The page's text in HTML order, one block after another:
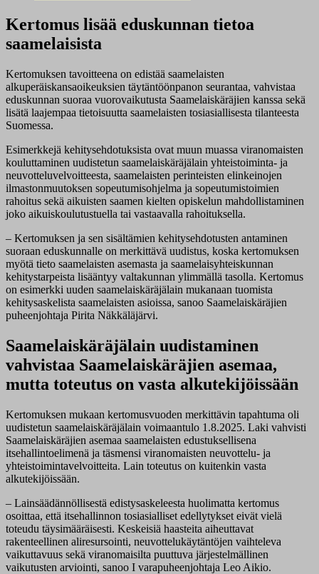
Kertomus lisää eduskunnan tietoa
saamelaisista
Kertomuksen tavoitteena on edistää saamelaisten
alkuperäiskansaoikeuksien täytäntöönpanon seurantaa, vahvistaa
eduskunnan suoraa vuorovaikutusta Saamelaiskäräjien kanssa sekä
lisätä laajempaa tietoisuutta saamelaisten tosiasiallisesta tilanteesta
Suomessa.
Esimerkkejä kehitysehdotuksista ovat muun muassa viranomaisten
kouluttaminen uudistetun saamelaiskäräjälain yhteistoiminta- ja
neuvotteluvelvoitteesta, saamelaisten perinteisten elinkeinojen
ilmastonmuutoksen sopeutumisohjelma ja sopeutumistoimien
rahoitus sekä aikuisten saamen kielten opiskelun mahdollistaminen
joko aikuiskoulutustuella tai vastaavalla rahoituksella.
– Kertomuksen ja sen sisältämien kehitysehdotusten antaminen
suoraan eduskunnalle on merkittävä uudistus, koska kertomuksen
myötä tieto saamelaisten asemasta ja saamelaisyhteiskunnan
kehitystarpeista lisääntyy valtakunnan ylimmällä tasolla. Kertomus
on esimerkki uuden saamelaiskäräjälain mukanaan tuomista
kehitysaskelista saamelaisten asioissa, sanoo Saamelaiskäräjien
puheenjohtaja Pirita Näkkäläjärvi.
Saamelaiskäräjälain uudistaminen
vahvistaa Saamelaiskäräjien asemaa,
mutta toteutus on vasta alkutekijöissään
Kertomuksen mukaan kertomusvuoden merkittävin tapahtuma oli
uudistetun saamelaiskäräjälain voimaantulo 1.8.2025. Laki vahvisti
Saamelaiskäräjien asemaa saamelaisten edustuksellisena
itsehallintoelimenä ja täsmensi viranomaisten neuvottelu‑ ja
yhteistoimintavelvoitteita. Lain toteutus on kuitenkin vasta
alkutekijöissään.
– Lainsäädännöllisestä edistysaskeleesta huolimatta kertomus
osoittaa, että itsehallinnon tosiasialliset edellytykset eivät vielä
toteudu täysimääräisesti. Keskeisiä haasteita aiheuttavat
rakenteellinen aliresursointi, neuvottelukäytäntöjen vaihteleva
vaikuttavuus sekä viranomaisilta puuttuva järjestelmällinen
vaikutusten arviointi, sanoo I varapuheenjohtaja Leo Aikio.